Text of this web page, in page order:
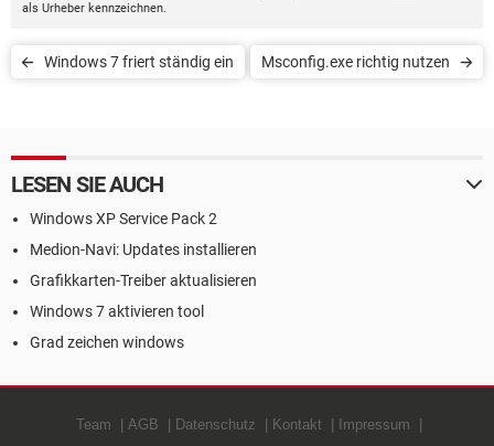
als Urheber kennzeichnen.
Windows 7 friert ständig ein Msconfig.exe richtig nutzen
LESEN SIE AUCH
Windows XP Service Pack 2
Medion-Navi: Updates installieren
Grafikkarten-Treiber aktualisieren
Windows 7 aktivieren tool
Grad zeichen windows
Team AGB Datenschutz Kontakt Impressum